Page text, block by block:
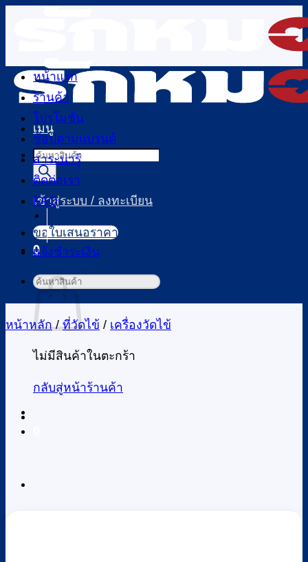
เนื้อหา
เมนู
Products
search
เข้าสู่ระบบ / ลงทะเบียน
0
ไม่มีสินค้าในตะกร้า
กลับสู่หน้าร้านค้า
หน้าแรก
ร้านค้า
โปรโมชัน
ช้อปตามแบรนด์
สาระน่ารู้
ติดต่อเรา
FAQ
ขอใบเสนอราคา
แจ้งชำระเงิน
ค้นหา:
หน้าหลัก / ที่วัดไข้ / เครื่องวัดไข้